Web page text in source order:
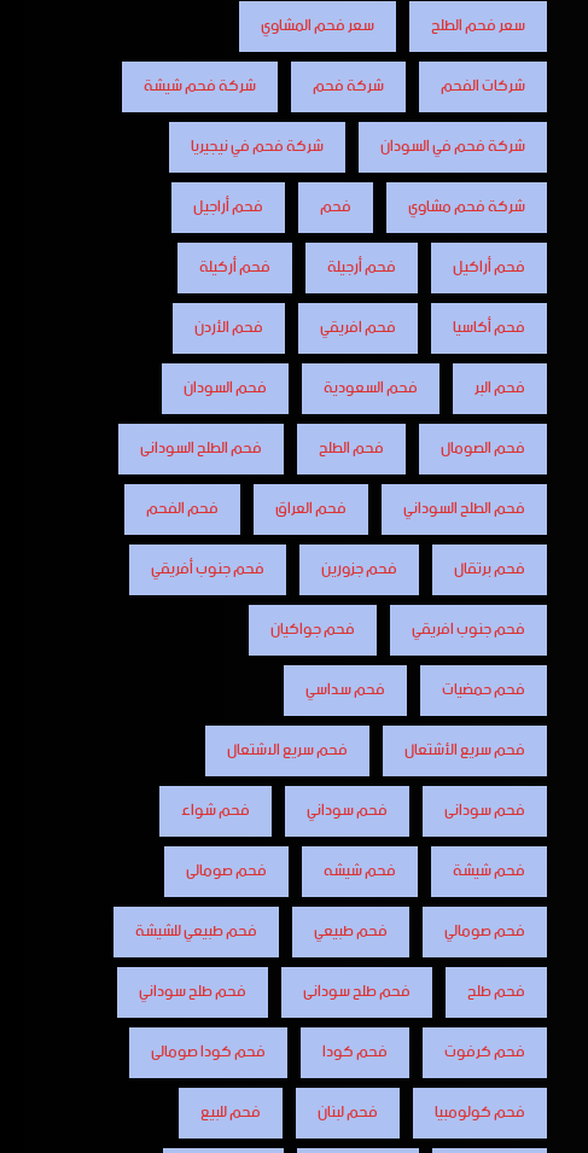
سعر فحم الطلح
سعر فحم المشاوي
شركات الفحم
شركة فحم
شركة فحم شيشة
شركة فحم في السودان
شركة فحم في نيجيريا
شركة فحم مشاوي
فحم
فحم أراجيل
فحم أراكيل
فحم أرجيلة
فحم أركيلة
فحم أكاسيا
فحم افريقي
فحم الأردن
فحم البر
فحم السعودية
فحم السودان
فحم الصومال
فحم الطلح
فحم الطلح السودانى
فحم الطلح السوداني
فحم العراق
فحم الفحم
فحم برتقال
فحم جزورين
فحم جنوب أفريقي
فحم جنوب افريقي
فحم جواكيان
فحم حمضيات
فحم سداسي
فحم سريع الأشتعال
فحم سريع الاشتعال
فحم سودانى
فحم سوداني
فحم شواء
فحم شيشة
فحم شيشه
فحم صومالى
فحم صومالي
فحم طبيعي
فحم طبيعي للشيشة
فحم طلح
فحم طلح سودانى
فحم طلح سوداني
فحم كرفوت
فحم كودا
فحم كودا صومالى
فحم كولومبيا
فحم لبنان
فحم للبيع